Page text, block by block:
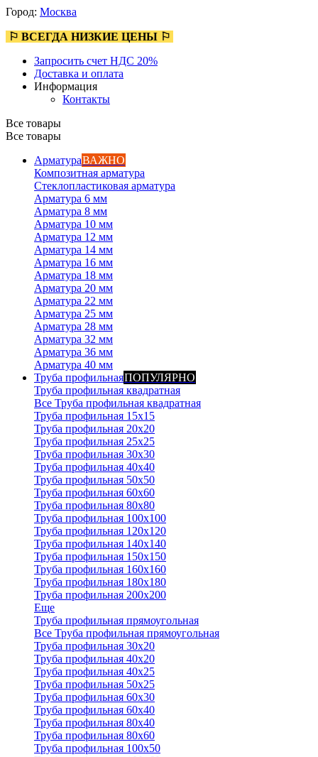
Город: Москва
⚐ ВСЕГДА НИЗКИЕ ЦЕНЫ ⚐
Запросить счет НДС 20%
Доставка и оплата
Информация
Контакты
Все товары
Все товары
АрматураВАЖНО
Композитная арматура
Стеклопластиковая арматура
Арматура 6 мм
Арматура 8 мм
Арматура 10 мм
Арматура 12 мм
Арматура 14 мм
Арматура 16 мм
Арматура 18 мм
Арматура 20 мм
Арматура 22 мм
Арматура 25 мм
Арматура 28 мм
Арматура 32 мм
Арматура 36 мм
Арматура 40 мм
Труба профильнаяПОПУЛЯРНО
Труба профильная квадратная
Все Труба профильная квадратная
Труба профильная 15х15
Труба профильная 20x20
Труба профильная 25x25
Труба профильная 30x30
Труба профильная 40x40
Труба профильная 50x50
Труба профильная 60x60
Труба профильная 80x80
Труба профильная 100x100
Труба профильная 120x120
Труба профильная 140х140
Труба профильная 150х150
Труба профильная 160х160
Труба профильная 180х180
Труба профильная 200х200
Еще
Труба профильная прямоугольная
Все Труба профильная прямоугольная
Труба профильная 30x20
Труба профильная 40х20
Труба профильная 40х25
Труба профильная 50х25
Труба профильная 60х30
Труба профильная 60х40
Труба профильная 80х40
Труба профильная 80х60
Труба профильная 100х50